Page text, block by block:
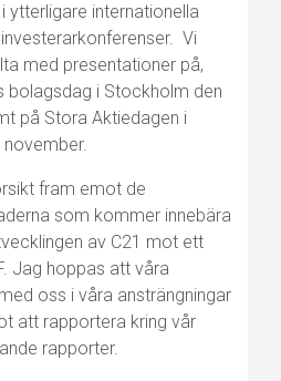
internationella
Vi
med presentationer på,
bolagsdag i Stockholm den
på Stora Aktiedagen i
fram emot de
som kommer innebära
av C21 mot ett
Jag hoppas att våra
oss i våra ansträngningar
att rapportera kring vår
rapporter.